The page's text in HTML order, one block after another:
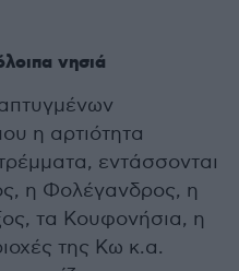
νησιά
η αρτιότητα
εντάσσονται
η Φολέγανδρος, η
τα Κουφονήσια, η
της Κω κ.α.